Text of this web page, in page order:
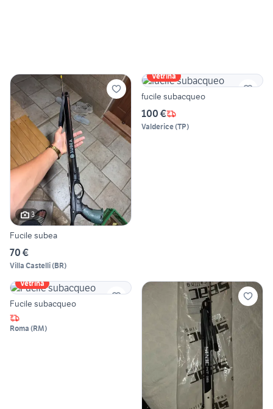
3
Fucile subea
70 €
Villa Castelli(BR)
Vetrina
fucile subacqueo
100 €
Valderice(TP)
Vetrina
Fucile subacqueo
Roma (RM)